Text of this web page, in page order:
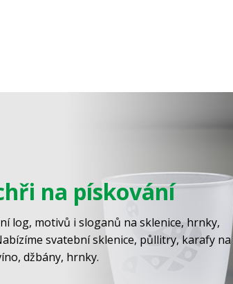
na pískování
log, motivů i sloganů na sklenice, hrnky,
svatební sklenice, půllitry, karafy na
džbány, hrnky.